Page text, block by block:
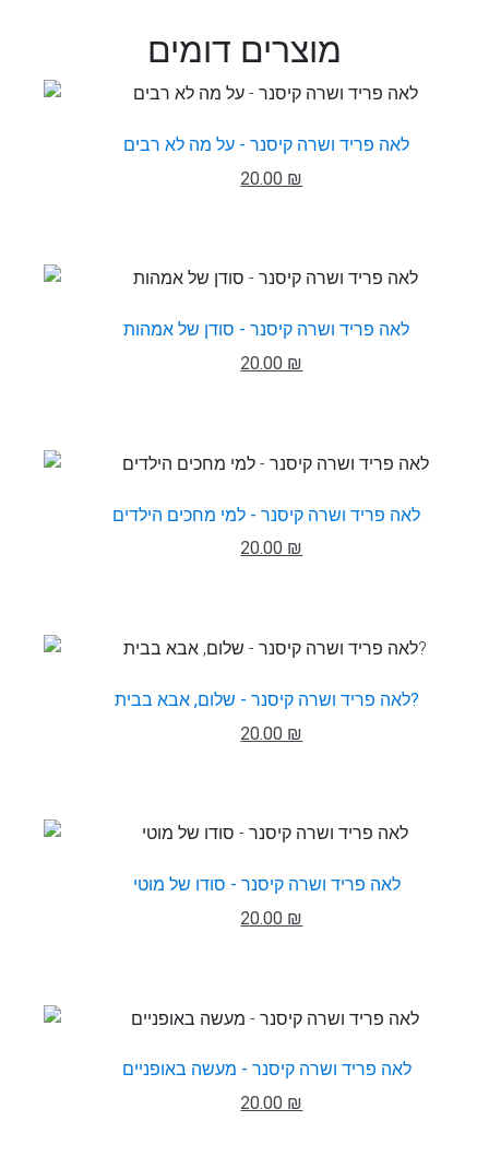
מוצרים דומים
לאה פריד ושרה קיסנר - על מה לא רבים
20.00 ₪
לאה פריד ושרה קיסנר - סודן של אמהות
20.00 ₪
לאה פריד ושרה קיסנר - למי מחכים הילדים
20.00 ₪
לאה פריד ושרה קיסנר - שלום, אבא בבית?
20.00 ₪
לאה פריד ושרה קיסנר - סודו של מוטי
20.00 ₪
לאה פריד ושרה קיסנר - מעשה באופניים
20.00 ₪